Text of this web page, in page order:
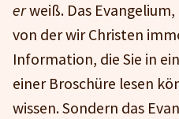
erweiß. Das
von der wir Christen
Information, die Sie in
einer Broschüre lesen
wissen. Sondern das